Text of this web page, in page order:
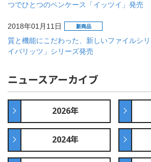
つでひとつのペンケース「イッツイ」発売
2018年01月11日 新商品
質と機能にこだわった、新しいファイルシ
イバリッツ」シリーズ発売
ニュースアーカイブ
2026年
2024年